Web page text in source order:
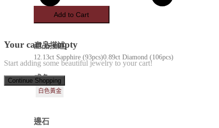
Your cart is empty
Start adding some beautiful jewelry to your cart!
Continue Shopping
Add to Cart
產品描述
12.13ct Sapphire (93pcs)0.89ct Diamond (106pcs)
成色
白色黃金
邊石